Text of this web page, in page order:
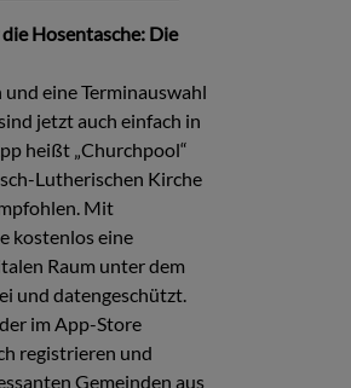
Hosentasche: Die
eine Terminauswahl
jetzt auch einfach in
heißt „Churchpool“
Lutherischen Kirche
Mit
kostenlos eine
Raum unter dem
und datengeschützt.
im App-Store
registrieren und
Gemeinden aus